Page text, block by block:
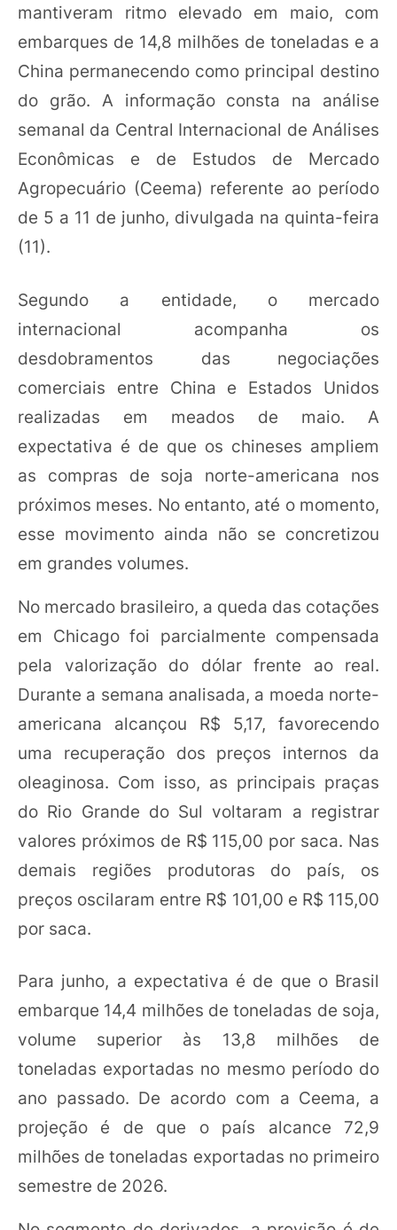
mantiveram ritmo elevado em maio, com
embarques de 14,8 milhões de toneladas e a
China permanecendo como principal destino
do grão. A informação consta na análise
semanal da Central Internacional de Análises
Econômicas e de Estudos de Mercado
Agropecuário (Ceema) referente ao período
de 5 a 11 de junho, divulgada na quinta-feira
(11).
Segundo a entidade, o mercado
internacional acompanha os
desdobramentos das negociações
comerciais entre China e Estados Unidos
realizadas em meados de maio. A
expectativa é de que os chineses ampliem
as compras de soja norte-americana nos
próximos meses. No entanto, até o momento,
esse movimento ainda não se concretizou
em grandes volumes.
No mercado brasileiro, a queda das cotações
em Chicago foi parcialmente compensada
pela valorização do dólar frente ao real.
Durante a semana analisada, a moeda norte-
americana alcançou R$ 5,17, favorecendo
uma recuperação dos preços internos da
oleaginosa. Com isso, as principais praças
do Rio Grande do Sul voltaram a registrar
valores próximos de R$ 115,00 por saca. Nas
demais regiões produtoras do país, os
preços oscilaram entre R$ 101,00 e R$ 115,00
por saca.
Para junho, a expectativa é de que o Brasil
embarque 14,4 milhões de toneladas de soja,
volume superior às 13,8 milhões de
toneladas exportadas no mesmo período do
ano passado. De acordo com a Ceema, a
projeção é de que o país alcance 72,9
milhões de toneladas exportadas no primeiro
semestre de 2026.